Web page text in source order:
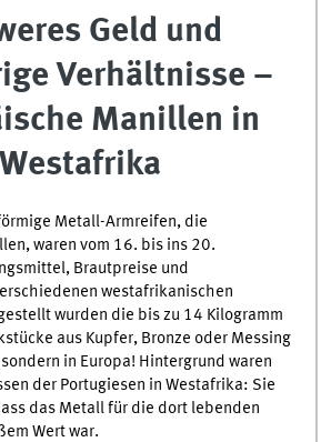
Geld und
Verhältnisse –
Manillen in
Westafrika
Metall-Armreifen, die
waren vom 16. bis ins 20.
Brautpreise und
westafrikanischen
wurden die bis zu 14 Kilogramm
aus Kupfer, Bronze oder Messing
in Europa! Hintergrund waren
der Portugiesen in Westafrika: Sie
das Metall für die dort lebenden
Wert war.